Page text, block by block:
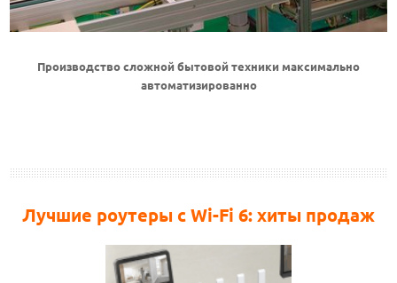
Производство сложной бытовой техники максимально
автоматизированно
Лучшие роутеры с Wi-Fi 6: хиты продаж